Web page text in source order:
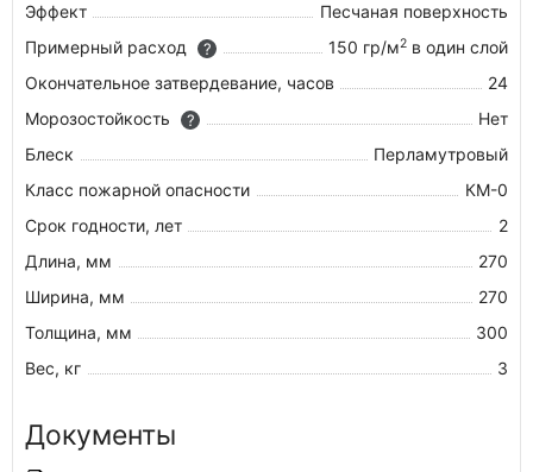
Эффект
Песчаная поверхность
Примерный расход
? 150 гр/м2 в один слой
Окончательное затвердевание, часов
24
Морозостойкость
?
Нет
Блеск
Перламутровый
Класс пожарной опасности
КМ-0
Срок годности, лет
2
Длина, мм
270
Ширина, мм
270
Толщина, мм
300
Вес, кг
3
Документы